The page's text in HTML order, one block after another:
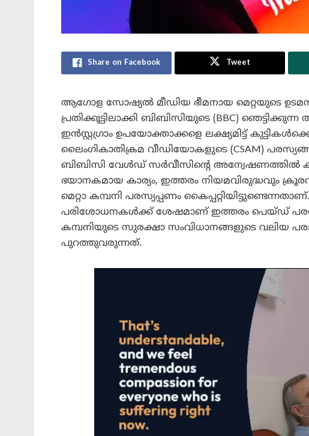
Share on Facebook Tweet
ആഗോള സോഷ്യൽ മീഡിയ ഭീമനായ മെറ്റയുടെ
പ്രതിക്കൂട്ടിലാക്കി ബിബിസിയുടെ (BBC)
ഇൻസ്റ്റഗ്രാം ഉപയോക്താക്കളെ ലക്ഷ്യമിട്ട്
ലൈംഗികാതിക്രമ വീഡിയോകളുടെ (CSAM)
ബിബിസി വേൾഡ് സർവീസിന്റെ അന്വേഷണത്തിൽ
ഭയാനകമായ കാര്യം, ഇത്തരം നിയമവിരുദ്ധവും
മെറ്റാ കമ്പനി പരസ്യപ്പണം
പരിശോധനകൾക്ക് ശേഷമാണ് ഇത്തരം പെയ്ഡ്
കമ്പനിയുടെ സുരക്ഷാ സംവിധാനങ്ങളുടെ വലിയ
പുറത്തുവരുന്നത്.